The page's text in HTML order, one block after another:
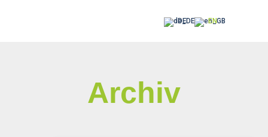
DE EN
Archiv